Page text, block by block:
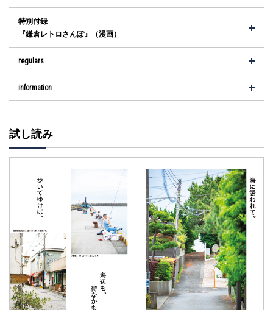
特別付録
『鎌倉レトロさんぽ』（漫画）
regulars
information
試し読み